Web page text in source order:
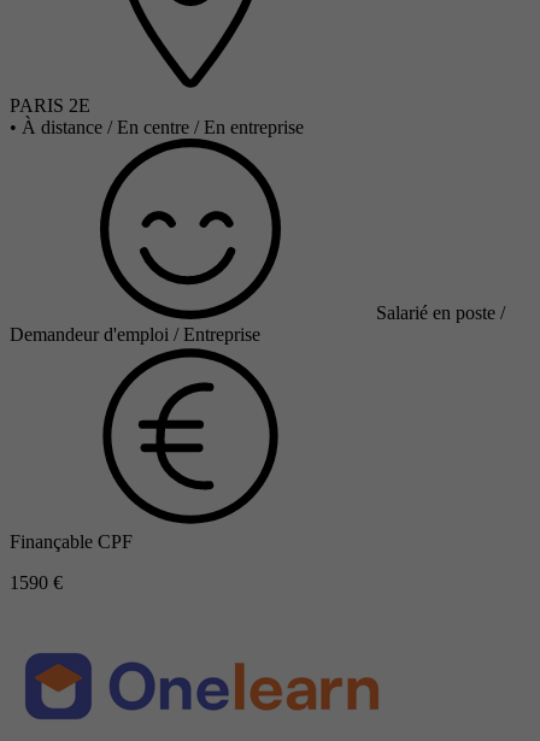
PARIS 2E
• À distance / En centre / En entreprise
Salarié en poste /
Demandeur d'emploi / Entreprise
Finançable CPF
1590 €